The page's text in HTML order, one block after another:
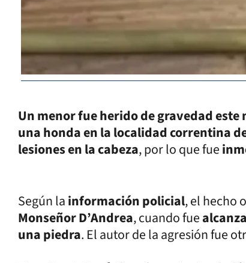
Un menor fue herido de gravedad
una honda en la localidad correntina
lesiones en la cabeza, por lo que fue
Según lainformación policial, el hecho
Monseñor D’Andrea, cuando fue
una piedra. El autor de la agresión fue